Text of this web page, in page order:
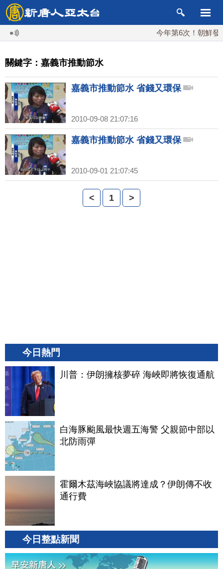
今年第6次！朝鮮發
關鍵字：嘉義市推動節水
嘉義市推動節水 省錢又環保
2010-09-08 21:07:16
嘉義市推動節水 省錢又環保
2010-09-01 21:07:45
< 1 >
今日熱門
川普：伊朗擁核夢碎 海峽即將恢復通航
白海豚颱風最快週五海警 父親節中部以
北防雨彈
霍爾木茲海峽協議將達成？伊朗傳不收
通行費
今日整點新聞